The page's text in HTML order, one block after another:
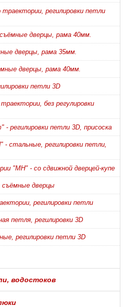
регилировки петли
дверцы, рама 40мм.
дверцы, рама 35мм.
дверцы, рама 40мм.
петли 3D
без регулировки
регилировки петли 3D, присоска
стальные, регилировки петли,
"МН" - со сдвижной дверцей-купе
съёмные дверцы
регилировки петли
петля, регилировки 3D
регилировки петли 3D
водостоков